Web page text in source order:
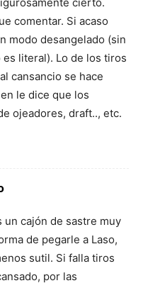
comentar. Si acaso
modo desangelado (sin
literal). Lo de los tiros
cansancio se hace
le dice que los
ojeadores, draft.., etc.
un cajón de sastre muy
de pegarle a Laso,
sutil. Si falla tiros
por las